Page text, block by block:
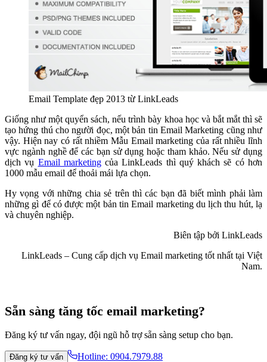
Email Template đẹp 2013 từ LinkLeads
Giống như một quyển sách, nếu trình bày khoa học và bắt mắt thì sẽ
tạo hứng thú cho người đọc, một bản tin Email Marketing cũng như
vậy. Hiện nay có rất nhiềm Mẫu Email marketing của rất nhiều lĩnh
vực ngành nghề để các bạn sử dụng hoặc tham khảo. Nếu sử dụng
dịch vụ Email marketingcủa LinkLeads thì quý khách sẽ có hơn
1000 mẫu email để thoải mái lựa chọn.
Hy vọng với những chia sẻ trên thì các bạn đã biết mình phải làm
những gì để có được một bản tin Email marketing du lịch thu hút, lạ
và chuyên nghiệp.
Biên tập bởi LinkLeads
LinkLeads – Cung cấp dịch vụ Email marketing tốt nhất tại Việt
Nam.
Sẵn sàng tăng tốc email marketing?
Đăng ký tư vấn ngay, đội ngũ hỗ trợ sẵn sàng setup cho bạn.
Đăng ký tư vấn Hotline: 0904.7979.88